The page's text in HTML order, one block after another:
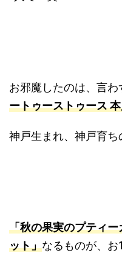
お邪魔したのは、言
ートゥーストゥース
神戸生まれ、神戸育ち
「秋の果実のプティ
ット」なるものが、